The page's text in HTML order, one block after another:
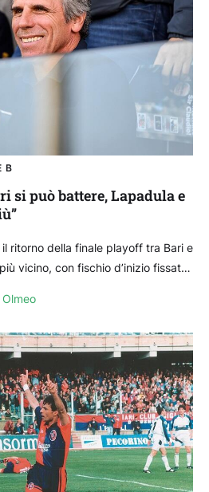
B
si può battere, Lapadula e
ritorno della finale playoff tra Bari e
vicino, con fischio d’inizio fissato